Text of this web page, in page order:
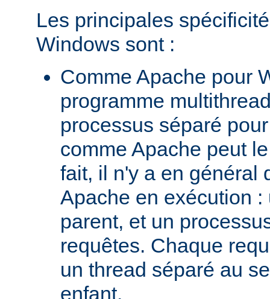
Les principales
Windows sont :
Comme Apache pour
programme
processus séparé
comme Apache peut
fait, il n'y a en général
Apache en exécution :
parent, et un
requêtes. Chaque
un thread séparé au
enfant.